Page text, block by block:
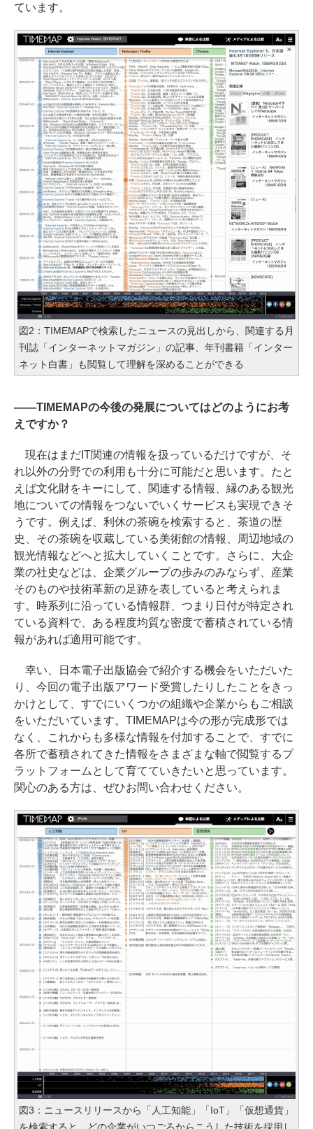
ています。
図2：TIMEMAPで検索したニュースの見出しから、関連する月
刊誌「インターネットマガジン」の記事、年刊書籍「インター
ネット白書」も閲覧して理解を深めることができる
――TIMEMAPの今後の発展についてはどのようにお考
えですか？
現在はまだIT関連の情報を扱っているだけですが、そ
れ以外の分野での利用も十分に可能だと思います。たと
えば文化財をキーにして、関連する情報、縁のある観光
地についての情報をつないでいくサービスも実現できそ
うです。例えば、利休の茶碗を検索すると、茶道の歴
史、その茶碗を収蔵している美術館の情報、周辺地域の
観光情報などへと拡大していくことです。さらに、大企
業の社史などは、企業グループの歩みのみならず、産業
そのものや技術革新の足跡を表していると考えられま
す。時系列に沿っている情報群、つまり日付が特定され
ている資料で、ある程度均質な密度で蓄積されている情
報があれば適用可能です。
幸い、日本電子出版協会で紹介する機会をいただいた
り、今回の電子出版アワード受賞したりしたことをきっ
かけとして、すでにいくつかの組織や企業からもご相談
をいただいています。TIMEMAPは今の形が完成形では
なく、これからも多様な情報を付加することで、すでに
各所で蓄積されてきた情報をさまざまな軸で閲覧するプ
ラットフォームとして育てていきたいと思っています。
関心のある方は、ぜひお問い合わせください。
図3：ニュースリリースから「人工知能」「IoT」「仮想通貨」
を検索すると、どの企業がいつごろからこうした技術を採用し